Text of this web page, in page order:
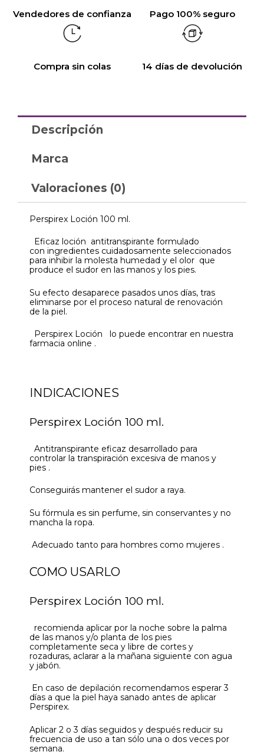
Vendedores de confianza Pago 100% seguro
Compra sin colas 14 días de devolución
Descripción
Marca
Valoraciones (0)
Perspirex Loción 100 ml.
Eficaz loción antitranspirante formulado
con ingredientes cuidadosamente seleccionados
para inhibir la molesta humedad y el olor que
produce el sudor en las manos y los pies.
Su efecto desaparece pasados unos días, tras
eliminarse por el proceso natural de renovación
de la piel.
Perspirex Loción lo puede encontrar en nuestra
farmacia online .
INDICACIONES
Perspirex Loción 100 ml.
Antitranspirante eficaz desarrollado para
controlar la transpiración excesiva de manos y
pies .
Conseguirás mantener el sudor a raya.
Su fórmula es sin perfume, sin conservantes y no
mancha la ropa.
Adecuado tanto para hombres como mujeres .
COMO USARLO
Perspirex Loción 100 ml.
recomienda aplicar por la noche sobre la palma
de las manos y/o planta de los pies
completamente seca y libre de cortes y
rozaduras, aclarar a la mañana siguiente con agua
y jabón.
En caso de depilación recomendamos esperar 3
días a que la piel haya sanado antes de aplicar
Perspirex.
Aplicar 2 o 3 días seguidos y después reducir su
frecuencia de uso a tan sólo una o dos veces por
semana.